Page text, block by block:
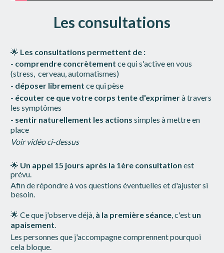
Les consultations
🌟 Les consultations permettent de :
- comprendre concrètement ce qui s'active en vous
(stress,  cerveau, automatismes)
- déposer librement ce qui pèse
- écouter ce que votre corps tente d'exprimer à travers
les symptômes
- sentir naturellement les actions simples à mettre en
place
Voir vidéo ci-dessus
🌟 Un appel 15 jours après la 1ère consultation est
prévu.
Afin de répondre à vos questions éventuelles et d'ajuster si
besoin.
🌟 Ce que j'observe déjà, à la première séance , c'est un
apaisement
Les personnes que j'accompagne comprennent pourquoi
cela bloque.